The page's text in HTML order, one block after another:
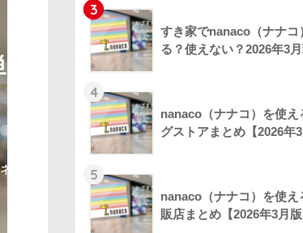
3
すき家でnanaco（ナナコ
る？使えない？2026年3
4
nanaco（ナナコ）を使え
グストアまとめ【2026年3
5
nanaco（ナナコ）を使え
販店まとめ【2026年3月版